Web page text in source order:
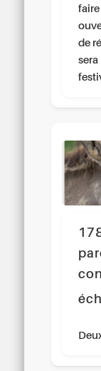
de
sera